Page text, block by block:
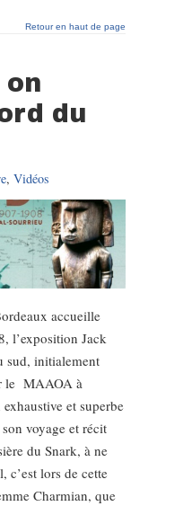
Retour en haut de page
on
du
, Vidéos
accueille
l’exposition Jack
sud, initialement
le MAAOA à
et superbe
voyage et récit
du Snark, à ne
c’est lors de cette
Charmian, que